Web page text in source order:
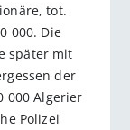
tot.
000. Die
später mit
der
000 Algerier
Polizei